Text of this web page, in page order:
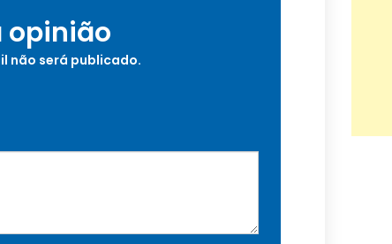
opinião
não será publicado.